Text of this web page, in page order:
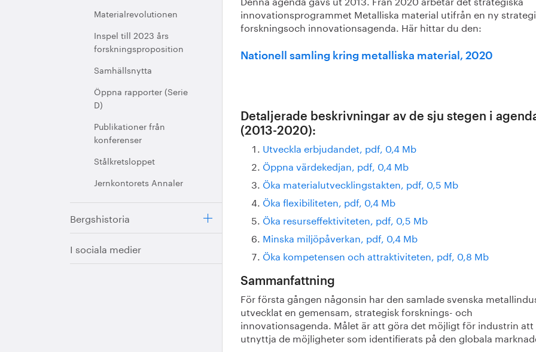
Materialrevolutionen
Inspel till 2023 års
forskningsproposition
Samhällsnytta
Öppna rapporter (Serie
D)
Publikationer från
konferenser
Stålkretsloppet
Jernkontorets Annaler
Bergshistoria
I sociala medier
innovationsprogrammet Metalliska material utifrån en ny
forskningsoch innovationsagenda. Här hittar du den:
Nationell samling kring metalliska material, 2020
Detaljerade beskrivningar av de sju stegen i
(2013-2020):
Utveckla erbjudandet, pdf, 0,4 Mb
Öppna värdekedjan, pdf, 0,4 Mb
Öka materialutvecklingstakten, pdf, 0,5 Mb
Öka flexibiliteten, pdf, 0,4 Mb
Öka resurseffektiviteten, pdf, 0,5 Mb
Minska miljöpåverkan, pdf, 0,4 Mb
Öka kompetensen och attraktiviteten, pdf, 0,8 Mb
Sammanfattning
För första gången någonsin har den samlade svenska
utvecklat en gemensam, strategisk forsknings- och
innovationsagenda. Målet är att göra det möjligt för industrin att
utnyttja de möjligheter som identifierats på den globala